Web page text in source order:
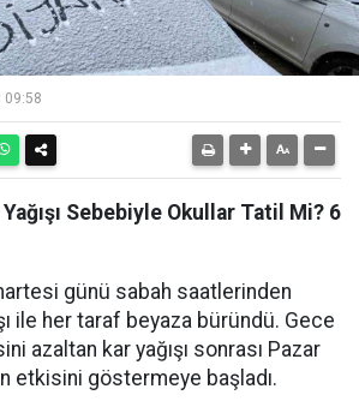
Yağışı Sebebiyle Okullar Tatil Mi? 6
günü sabah saatlerinden
ile her taraf beyaza büründü. Gece
azaltan kar yağışı sonrası Pazar
etkisini göstermeye başladı.